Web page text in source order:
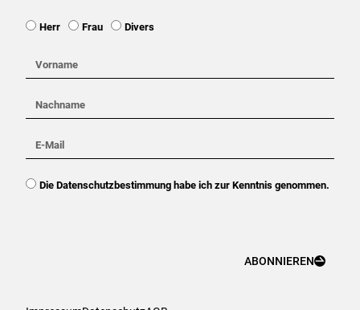
Ansprache
Herr Frau Divers
Vorname
Nachname
DSGVO
Die Datenschutzbestimmung habe ich zur Kenntnis genommen.
ABONNIEREN